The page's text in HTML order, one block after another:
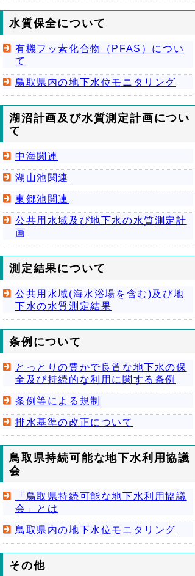
水質保全について
有機フッ素化合物（PFAS）につい
て
鳥取県内の地下水位モニタリング
湖沼計画及び水質測定計画につい
て
中海関連
湖山池関連
東郷池関連
公共用水域及び地下水の水質測定計
画
測定結果について
公共用水域(海水浴場を含む)及び地
下水の水質測定結果
条例について
とっとりの豊かで良質な地下水の保
全及び持続的な利用に関する条例
条例等による規制
排水基準の改正について
鳥取県持続可能な地下水利用協議
会
「鳥取県持続可能な地下水利用協議
会」とは
鳥取県内の地下水位モニタリング
その他